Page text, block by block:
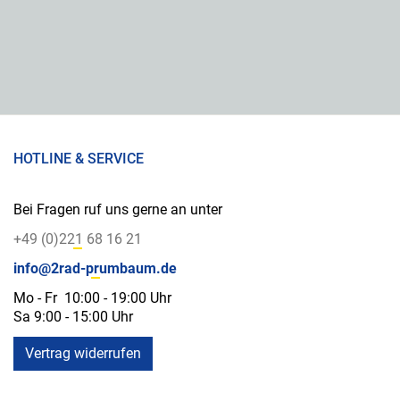
HOTLINE & SERVICE
Bei Fragen ruf uns gerne an unter
+49 (0)221 68 16 21
info@2rad-prumbaum.de
Mo - Fr 10:00 - 19:00 Uhr
Sa 9:00 - 15:00 Uhr
Vertrag widerrufen